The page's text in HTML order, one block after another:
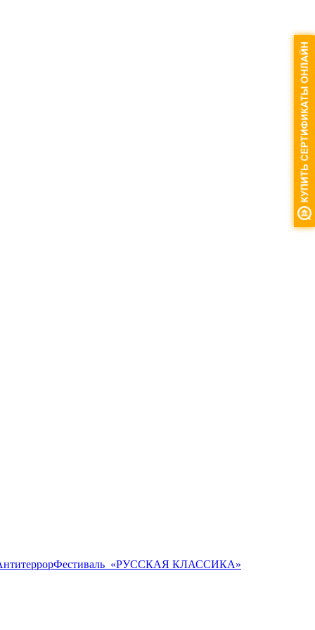
Фестиваль ​ «РУССКАЯ КЛАССИКА»